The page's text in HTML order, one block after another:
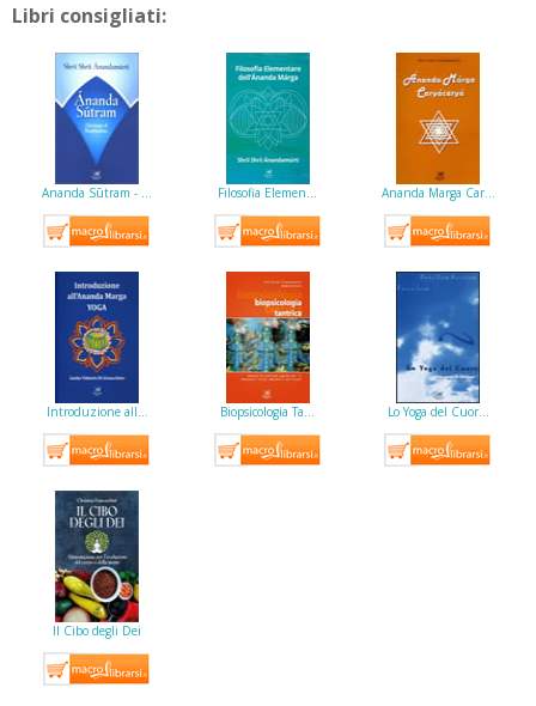
Libri consigliati:
Ananda Sūtram - … Filosofia Elemen… Ananda Marga Car…
Introduzione all… Biopsicologia Ta… Lo Yoga del Cuor…
Il Cibo degli Dei